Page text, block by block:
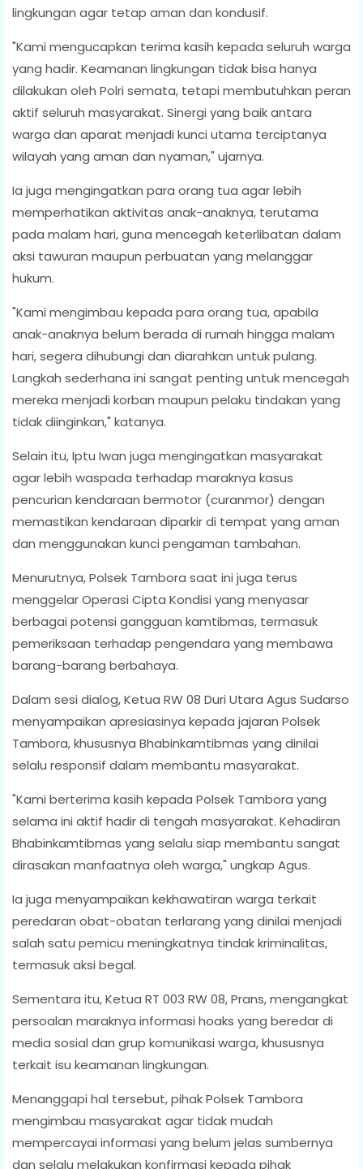
lingkungan agar tetap aman dan kondusif.
"Kami mengucapkan terima kasih kepada seluruh warga
yang hadir. Keamanan lingkungan tidak bisa hanya
dilakukan oleh Polri semata, tetapi membutuhkan peran
aktif seluruh masyarakat. Sinergi yang baik antara
warga dan aparat menjadi kunci utama terciptanya
wilayah yang aman dan nyaman," ujarnya.
Ia juga mengingatkan para orang tua agar lebih
memperhatikan aktivitas anak-anaknya, terutama
pada malam hari, guna mencegah keterlibatan dalam
aksi tawuran maupun perbuatan yang melanggar
hukum.
"Kami mengimbau kepada para orang tua, apabila
anak-anaknya belum berada di rumah hingga malam
hari, segera dihubungi dan diarahkan untuk pulang.
Langkah sederhana ini sangat penting untuk mencegah
mereka menjadi korban maupun pelaku tindakan yang
tidak diinginkan," katanya.
Selain itu, Iptu Iwan juga mengingatkan masyarakat
agar lebih waspada terhadap maraknya kasus
pencurian kendaraan bermotor (curanmor) dengan
memastikan kendaraan diparkir di tempat yang aman
dan menggunakan kunci pengaman tambahan.
Menurutnya, Polsek Tambora saat ini juga terus
menggelar Operasi Cipta Kondisi yang menyasar
berbagai potensi gangguan kamtibmas, termasuk
pemeriksaan terhadap pengendara yang membawa
barang-barang berbahaya.
Dalam sesi dialog, Ketua RW 08 Duri Utara Agus Sudarso
menyampaikan apresiasinya kepada jajaran Polsek
Tambora, khususnya Bhabinkamtibmas yang dinilai
selalu responsif dalam membantu masyarakat.
"Kami berterima kasih kepada Polsek Tambora yang
selama ini aktif hadir di tengah masyarakat. Kehadiran
Bhabinkamtibmas yang selalu siap membantu sangat
dirasakan manfaatnya oleh warga," ungkap Agus.
Ia juga menyampaikan kekhawatiran warga terkait
peredaran obat-obatan terlarang yang dinilai menjadi
salah satu pemicu meningkatnya tindak kriminalitas,
termasuk aksi begal.
Sementara itu, Ketua RT 003 RW 08, Prans, mengangkat
persoalan maraknya informasi hoaks yang beredar di
media sosial dan grup komunikasi warga, khususnya
terkait isu keamanan lingkungan.
Menanggapi hal tersebut, pihak Polsek Tambora
mengimbau masyarakat agar tidak mudah
mempercayai informasi yang belum jelas sumbernya
dan selalu melakukan konfirmasi kepada pihak